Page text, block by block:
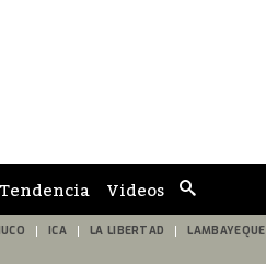
de
búsqueda
Tendencia Videos
ICA LA LIBERTAD LAMBAYEQUE